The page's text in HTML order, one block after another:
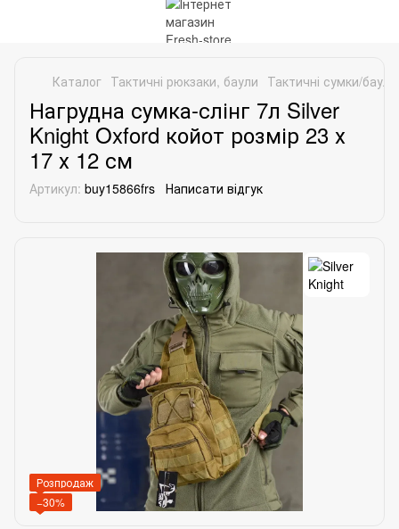
Каталог Тактичні рюкзаки, баули Тактичні сумки/баули
Нагрудна сумка-слінг 7л Silver
Knight Oxford койот розмір 23 х
17 х 12 см
Артикул: buy15866frs Написати відгук
Розпродаж
−30%